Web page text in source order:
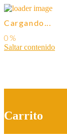
Cargando...
Saltar contenido
Carrito